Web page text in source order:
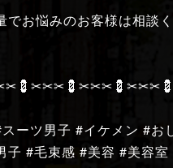
でお悩みのお客様は相談
ーツ男子 #イケメン #お
子 #毛束感 #美容 #美容